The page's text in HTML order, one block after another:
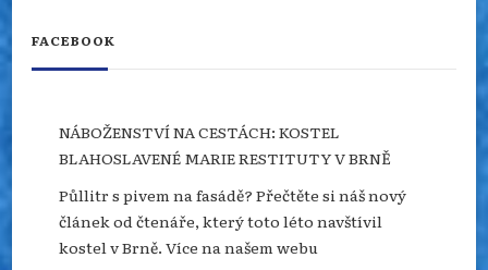
FACEBOOK
NÁBOŽENSTVÍ NA CESTÁCH: KOSTEL
BLAHOSLAVENÉ MARIE RESTITUTY V BRNĚ
Půllitr s pivem na fasádě? Přečtěte si náš nový
článek od čtenáře, který toto léto navštívil
kostel v Brně. Více na našem webu